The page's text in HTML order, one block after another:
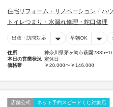
住宅リフォーム・リノベーション
ハ
トイレつまり・水漏れ修理・蛇口修理
出張・訪問対応 早朝OK
住所
神奈川県茅ヶ崎市萩園2335−16
本日の営業状況 定休日
価格帯
￥20,000〜￥146,000
店舗公式 ネット予約スピードくじ対象店